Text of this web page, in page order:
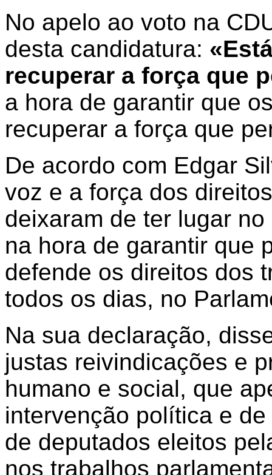
No apelo ao voto na
desta candidatura:
recuperar a força que
a hora de garantir que
recuperar a força que
De acordo com Edgar
voz e a força dos
deixaram de ter lugar
na hora de garantir que
defende os direitos dos
todos os dias, no
Na sua declaração,
justas reivindicações e
humano e social, que
intervenção política e
de deputados eleitos
nos trabalhos